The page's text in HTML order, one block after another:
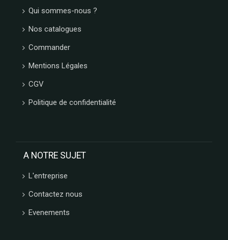
Qui sommes-nous ?
Nos catalogues
Commander
Mentions Légales
CGV
Politique de confidentialité
A NOTRE SUJET
L'entreprise
Contactez nous
Evenements